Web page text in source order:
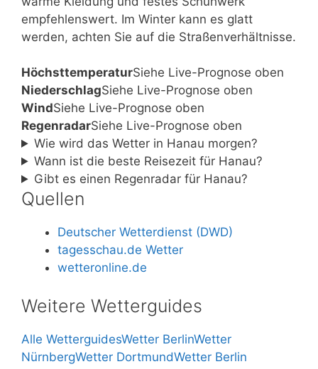
empfehlenswert. Im Winter kann es glatt
werden, achten Sie auf die Straßenverhältnisse.
HöchsttemperaturSiehe Live-Prognose oben
NiederschlagSiehe Live-Prognose oben
WindSiehe Live-Prognose oben
RegenradarSiehe Live-Prognose oben
Wie wird das Wetter in Hanau morgen?
Wann ist die beste Reisezeit für Hanau?
Gibt es einen Regenradar für Hanau?
Quellen
Deutscher Wetterdienst (DWD)
tagesschau.de Wetter
wetteronline.de
Weitere Wetterguides
Alle WetterguidesWetter BerlinWetter
NürnbergWetter DortmundWetter Berlin